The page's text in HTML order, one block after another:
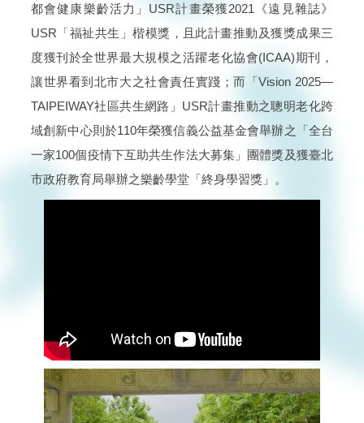
都會健康樂齡活力」USR計畫榮獲2021《遠見雜誌》
USR「福祉共生」楷模獎，且此計畫推動及獲獎成果三
度獲刊於全世界最大規模之活躍老化協會(ICAA)期刊，
讓世界看到北市大之社會責任實踐；而「Vision 2025—
TAIPEIWAY社區共生網路」USR計畫推動之聰明老化跨
域創新中心則於110年榮獲信義公益基金會舉辦之「全台
一家100個疫情下互助共生作法大募集」團體獎及獲臺北
市政府教育局舉辦之樂齡學堂「終身學習獎」。